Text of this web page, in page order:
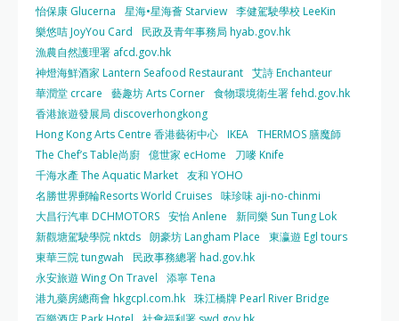
怡保康 Glucerna
星海•星海薈 Starview 李健駕駛學校 LeeKin
樂悠咭 JoyYou Card
民政及青年事務局 hyab.gov.hk
漁農自然護理署 afcd.gov.hk
神燈海鮮酒家 Lantern Seafood Restaurant 艾詩 Enchanteur
華潤堂 crcare
藝趣坊 Arts Corner 食物環境衛生署 fehd.gov.hk
香港旅遊發展局 discoverhongkong
Hong Kong Arts Centre 香港藝術中心 IKEA THERMOS 膳魔師
The Chef’s Table尚廚 億世家 ecHome
刀嘜 Knife
千海水產 The Aquatic Market 友和 YOHO
名勝世界郵輪Resorts World Cruises 味珍味 aji-no-chinmi
大昌行汽車 DCHMOTORS 安怡 Anlene
新同樂 Sun Tung Lok
新觀塘駕駛學院 nktds 朗豪坊 Langham Place
東瀛遊 Egl tours
東華三院 tungwah
民政事務總署 had.gov.hk
永安旅遊 Wing On Travel
添寧 Tena
港九藥房總商會 hkgcpl.com.hk 珠江橋牌 Pearl River Bridge